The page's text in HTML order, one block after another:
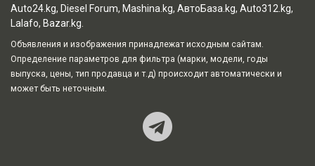
Auto24.kg, Diesel Forum, Mashina.kg, АвтоБаза.kg, Auto312.kg,
Lalafo, Bazar.kg
Объявления и изображения принадлежат исходным сайтам.
Определение параметров для фильтра (марки, модели, годы
выпуска, цены, тип продавца и т.д) происходит автоматически и
может быть неточным.
Наш